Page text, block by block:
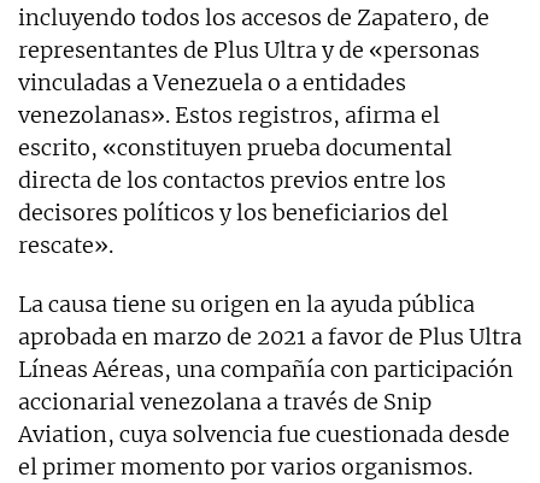
incluyendo todos los accesos de Zapatero, de
representantes de Plus Ultra y de «personas
vinculadas a Venezuela o a entidades
venezolanas». Estos registros, afirma el
escrito, «constituyen prueba documental
directa de los contactos previos entre los
decisores políticos y los beneficiarios del
rescate».
La causa tiene su origen en la ayuda pública
aprobada en marzo de 2021 a favor de Plus Ultra
Líneas Aéreas, una compañía con participación
accionarial venezolana a través de Snip
Aviation, cuya solvencia fue cuestionada desde
el primer momento por varios organismos.